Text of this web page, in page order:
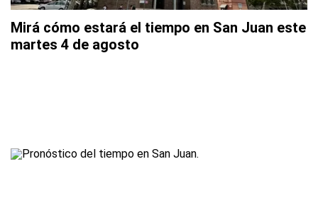
Mirá cómo estará el tiempo en San Juan este
martes 4 de agosto